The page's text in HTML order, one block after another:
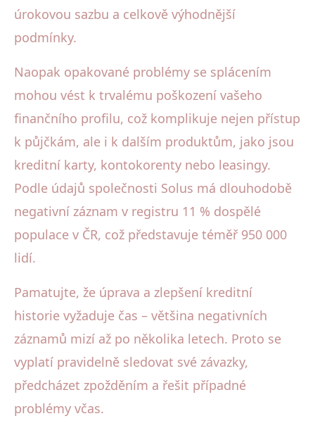
úrokovou sazbu a celkově výhodnější
podmínky.
Naopak opakované problémy se splácením
mohou vést k trvalému poškození vašeho
finančního profilu, což komplikuje nejen přístup
k půjčkám, ale i k dalším produktům, jako jsou
kreditní karty, kontokorenty nebo leasingy.
Podle údajů společnosti Solus má dlouhodobě
negativní záznam v registru 11 % dospělé
populace v ČR, což představuje téměř 950 000
lidí.
Pamatujte, že úprava a zlepšení kreditní
historie vyžaduje čas – většina negativních
záznamů mizí až po několika letech. Proto se
vyplatí pravidelně sledovat své závazky,
předcházet zpožděním a řešit případné
problémy včas.